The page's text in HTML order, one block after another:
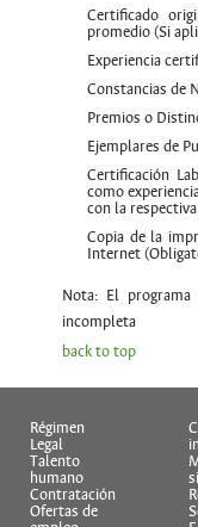
Certificado
promedio (Si
Experiencia
Constancias de
Premios o
Ejemplares de
Certificación
como
con la
Copia de la
Internet
Nota: El
incompleta
back to top
Régimen
Legal
Talento
humano
Contratación
Ofertas de